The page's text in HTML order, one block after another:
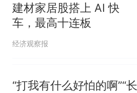
建材家居股搭上 AI 快
车，最高十连板
经济观察报
“打我有什么好怕的啊”“长